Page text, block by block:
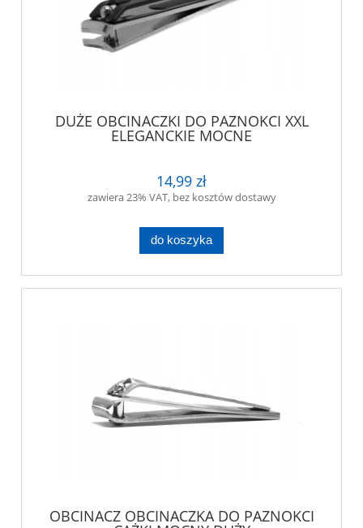
DUŻE OBCINACZKI DO PAZNOKCI XXL
ELEGANCKIE MOCNE
14,99 zł
zawiera 23% VAT, bez kosztów dostawy
do koszyka
OBCINACZ OBCINACZKA DO PAZNOKCI